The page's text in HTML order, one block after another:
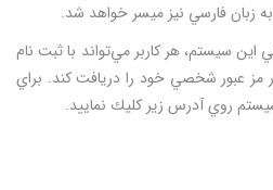
به زبان فارسي نيز ميسر خواهد شد.
سيستم، هر كاربر مي‌تواند با ثبت نام
مز عبور شخصي خود را دريافت كند. براي
روي آدرس زير كليك نماييد.